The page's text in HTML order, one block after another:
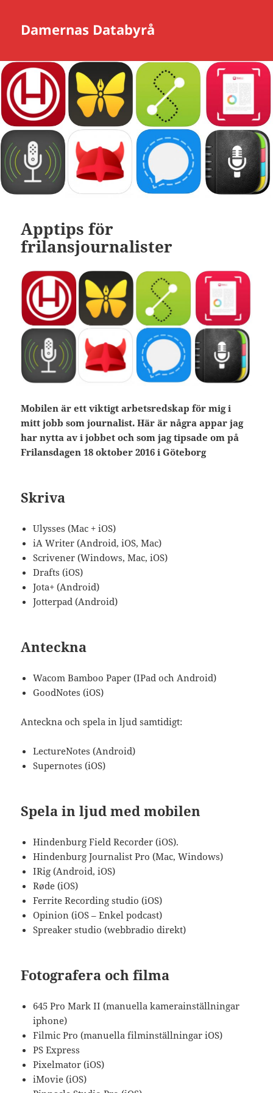
Damernas Databyrå
Apptips för
frilansjournalister
Mobilen är ett viktigt arbetsredskap för mig i
mitt jobb som journalist. Här är några appar jag
har nytta av i jobbet och som jag tipsade om på
Frilansdagen 18 oktober 2016 i Göteborg
Skriva
Ulysses (Mac + iOS)
iA Writer (Android, iOS, Mac)
Scrivener (Windows, Mac, iOS)
Drafts (iOS)
Jota+ (Android)
Jotterpad (Android)
Anteckna
Wacom Bamboo Paper (IPad och Android)
GoodNotes (iOS)
Anteckna och spela in ljud samtidigt:
LectureNotes (Android)
Supernotes (iOS)
Spela in ljud med mobilen
Hindenburg Field Recorder (iOS).
Hindenburg Journalist Pro (Mac, Windows)
IRig (Android, iOS)
Røde (iOS)
Ferrite Recording studio (iOS)
Opinion (iOS – Enkel podcast)
Spreaker studio (webbradio direkt)
Fotografera och filma
645 Pro Mark II (manuella kamerainställningar
iphone)
Filmic Pro (manuella filminställningar iOS)
PS Express
Pixelmator (iOS)
iMovie (iOS)